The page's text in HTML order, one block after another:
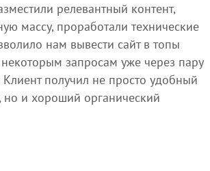
релевантный контент,
массу, проработали технические
нам вывести сайт в топы
запросам уже через пару
получил не просто удобный
но и хороший органический